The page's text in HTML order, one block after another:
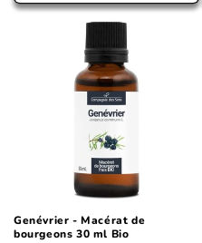
Genévrier - Macérat de
bourgeons 30 ml Bio